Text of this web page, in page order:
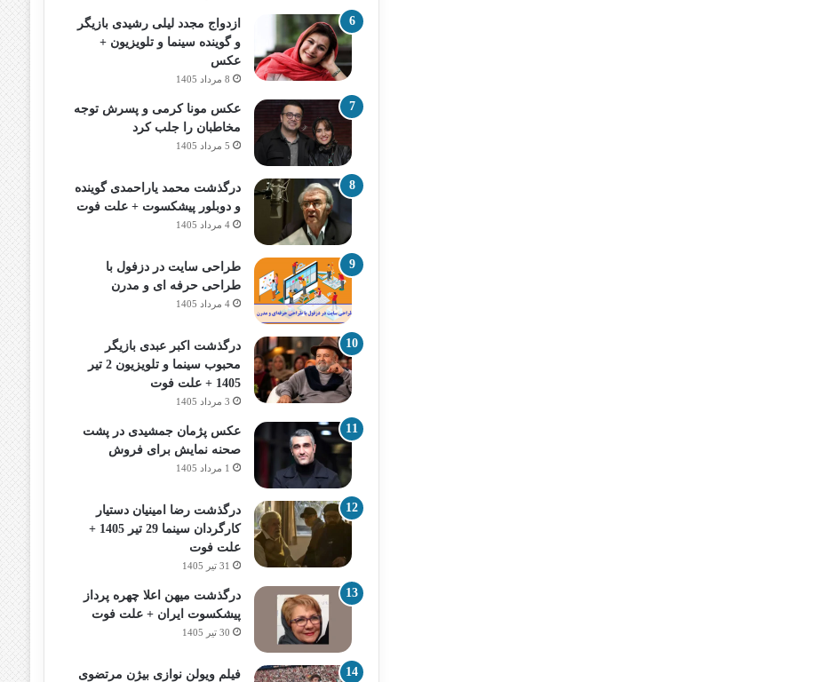
ازدواج مجدد لیلی رشیدی بازیگر
و گوینده سینما و تلویزیون +
عکس
8 مرداد 1405
عکس مونا کرمی و پسرش توجه
مخاطبان را جلب کرد
5 مرداد 1405
درگذشت محمد یاراحمدی گوینده
و دوبلور پیشکسوت + علت فوت
4 مرداد 1405
طراحی سایت در دزفول با
طراحی حرفه‌ ای و مدرن
4 مرداد 1405
درگذشت اکبر عبدی بازیگر
محبوب سینما و تلویزیون 2 تیر
1405 + علت فوت
3 مرداد 1405
عکس پژمان جمشیدی در پشت
صحنه نمایش برای فروش
1 مرداد 1405
درگذشت رضا امینیان دستیار
کارگردان سینما 29 تیر 1405 +
علت فوت
31 تیر 1405
درگذشت میهن اعلا چهره پرداز
پیشکسوت ایران + علت فوت
30 تیر 1405
فیلم ویولن نوازی بیژن مرتضوی